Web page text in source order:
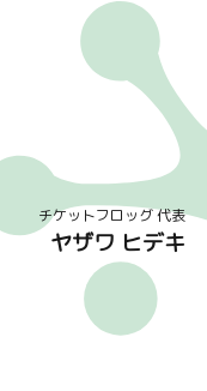
チケットフロッグ 代表
ヤザワ ヒデキ